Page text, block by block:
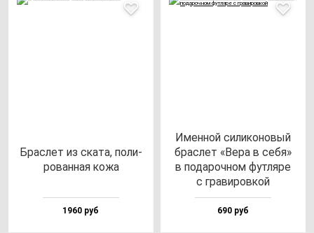
Брас­лет из ска­та, по­ли­
ро­ван­ная ко­жа
1960 руб
Имен­ной си­ли­ко­но­вый
брас­лет «Вера в се­бя»
в по­да­роч­ном фут­ля­ре
с гра­ви­ров­кой
690 руб